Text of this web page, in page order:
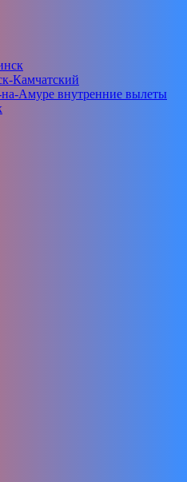
Камчатский
Амуре внутренние вылеты